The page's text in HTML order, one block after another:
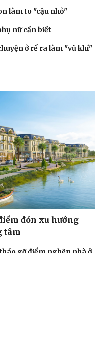
làm to "cậu nhỏ"
nữ cần biết
ở rể ra làm "vũ khí"
đón xu hướng
tâm
gỡ điểm nghẽn nhà ở